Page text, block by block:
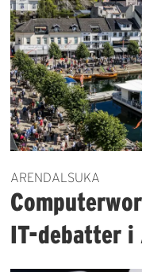
ARENDALSUKA
IT-debatter i